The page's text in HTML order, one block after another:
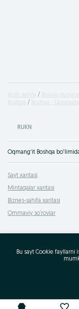
Bosh sahifa Bolalar dunyosi
Boshqa
Boshqa -
RUKN
Sayt xaritasi
Mintaqalar xaritasi
Biznes-sahifa xaritasi
Ommaviy so‘rovlar
Bu sayt Cookie fayllarni